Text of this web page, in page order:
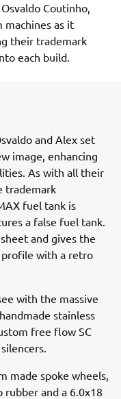
Coutinho,
machines as it
their trademark
each build.
and Alex set
image, enhancing
As with all their
trademark
fuel tank is
a false fuel tank.
and gives the
profile with a retro
with the massive
stainless
free flow SC
made spoke wheels,
and a 6.0x18